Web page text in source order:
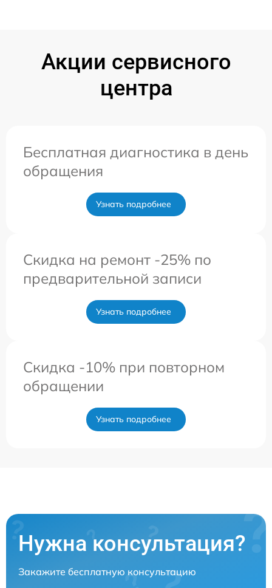
Акции сервисного
центра
Бесплатная диагностика в день
обращения
Узнать подробнее
Скидка на ремонт -25% по
предварительной записи
Узнать подробнее
Скидка -10% при повторном
обращении
Узнать подробнее
Нужна консультация?
Закажите бесплатную консультацию